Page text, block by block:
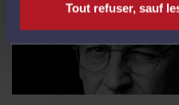
Tout refuser, sauf